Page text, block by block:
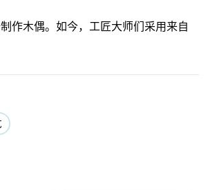
作木偶。如今，工匠大师们采用来自